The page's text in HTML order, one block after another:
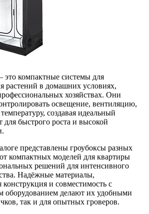
компактные системы для
растений в домашних условиях,
хозяйствах. Они
освещение, вентиляцию,
создавая идеальный
для быстрого роста и высокой
представлены гроубоксы разных
компактных моделей для квартиры
решений для интенсивного
Надёжные материалы,
конструкция и совместимость с
оборудованием делают их удобными
так и для опытных гроверов.